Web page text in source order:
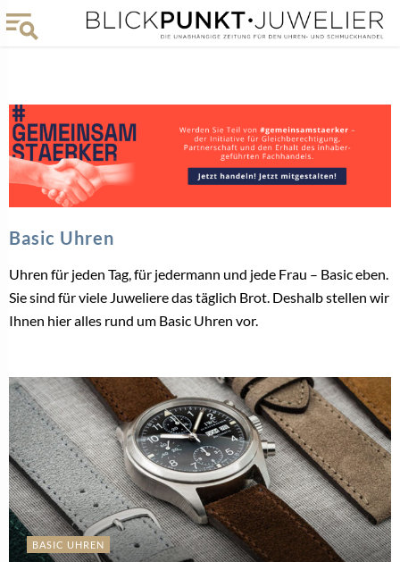
Basic Uhren
Uhren für jeden Tag, für jedermann und jede Frau – Basic eben.
Sie sind für viele Juweliere das täglich Brot. Deshalb stellen wir
Ihnen hier alles rund um Basic Uhren vor.
BASIC UHREN